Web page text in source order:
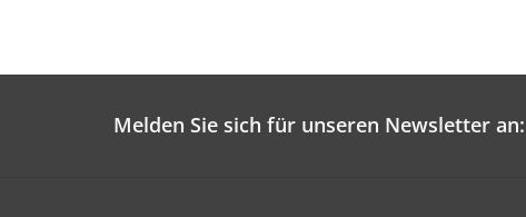
Melden Sie sich für unseren Newsletter an: